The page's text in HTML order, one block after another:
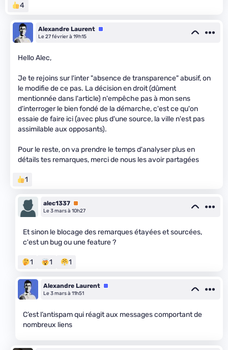
4
Alexandre Laurent Équipe
Le 27 février à 19h15
Hello Alec,
Je te rejoins sur l'inter "absence de transparence" abusif, on
le modifie de ce pas. La décision en droit (dûment
mentionnée dans l'article) n'empêche pas à mon sens
d'interroger le bien fondé de la démarche, c'est ce qu'on
essaie de faire ici (avec plus d'une source, la ville n'est pas
assimilable aux opposants).
Pour le reste, on va prendre le temps d'analyser plus en
détails tes remarques, merci de nous les avoir partagées
1
alec1337 Premium
Le 3 mars à 10h27
Et sinon le blocage des remarques étayées et sourcées,
c'est un bug ou une feature ?
1 1 1
Alexandre Laurent Équipe
Le 3 mars à 11h51
C’est l’antispam qui réagit aux messages comportant de
nombreux liens